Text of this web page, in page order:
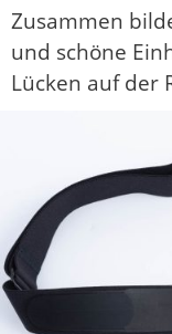
Zusammen
und schöne
Lücken auf der